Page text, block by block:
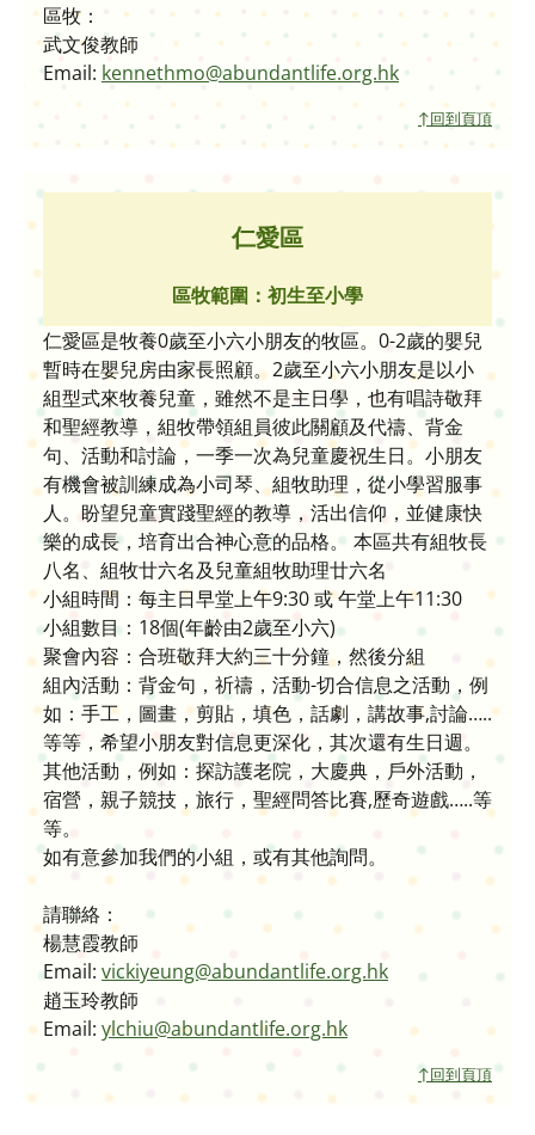
區牧：
武文俊教師
Email: kennethmo@abundantlife.org.hk
↑回到頁頂
仁愛區
區牧範圍：初生至小學
仁愛區是牧養0歲至小六小朋友的牧區。0-2歲的嬰兒
暫時在嬰兒房由家長照顧。2歲至小六小朋友是以小
組型式來牧養兒童，雖然不是主日學，也有唱詩敬拜
和聖經教導，組牧帶領組員彼此關顧及代禱、背金
句、活動和討論，一季一次為兒童慶祝生日。小朋友
有機會被訓練成為小司琴、組牧助理，從小學習服事
人。盼望兒童實踐聖經的教導，活出信仰，並健康快
樂的成長，培育出合神心意的品格。 本區共有組牧長
八名、組牧廿六名及兒童組牧助理廿六名
小組時間：每主日早堂上午9:30 或 午堂上午11:30
小組數目：18個(年齡由2歲至小六)
聚會內容：合班敬拜大約三十分鐘，然後分組
組內活動：背金句，祈禱，活動-切合信息之活動，例
如：手工，圖畫，剪貼，填色，話劇，講故事,討論…..
等等，希望小朋友對信息更深化，其次還有生日週。
其他活動，例如：探訪護老院，大慶典，戶外活動，
宿營，親子競技，旅行，聖經問答比賽,歷奇遊戲…..等
等。
如有意參加我們的小組，或有其他詢問。
請聯絡：
楊慧霞教師
Email: vickiyeung@abundantlife.org.hk
趙玉玲教師
Email: ylchiu@abundantlife.org.hk
↑回到頁頂